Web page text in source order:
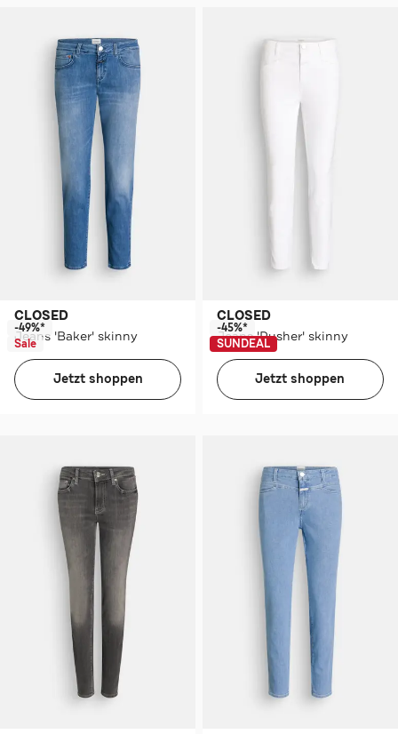
CLOSED
Jeans 'Baker' skinny
-49%*
Sale
Jetzt shoppen
CLOSED
Jeans 'Pusher' skinny
-45%*
SUNDEAL
Jetzt shoppen